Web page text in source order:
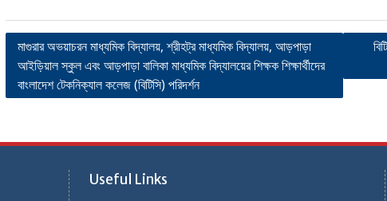
Post
navigation
মাগুরার অভয়াচরন মাধ্যমিক বিদ্যালয়, শ্রীহট্র মাধ্যমিক বিদ্যালয়, আড়পাড়া
আইড়িয়াল স্কুল এবং আড়পাড়া বালিকা মাধ্যমিক বিদ্যালয়ের শিক্ষক শিক্ষার্থীদের
বাংলাদেশ টেকনিক্যাল কলেজ (বিটিসি) পরিদর্শন
Useful Links